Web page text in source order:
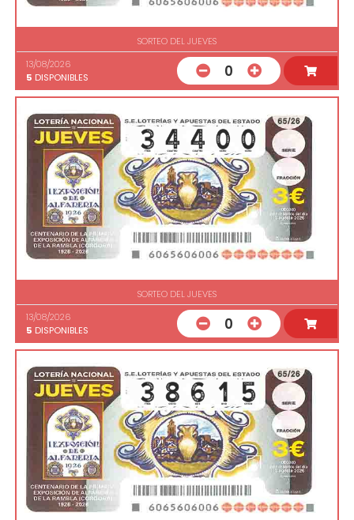
SORTEO DEL JUEVES
13/08/2026
5 DISPONIBLES 0
SORTEO DEL JUEVES
13/08/2026
5 DISPONIBLES 0